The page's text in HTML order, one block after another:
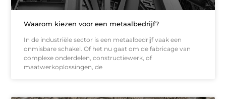
Waarom kiezen voor een metaalbedrijf?
In de industriële sector is een metaalbedrijf vaak een
onmisbare schakel. Of het nu gaat om de fabricage van
complexe onderdelen, constructiewerk, of
maatwerkoplossingen, de